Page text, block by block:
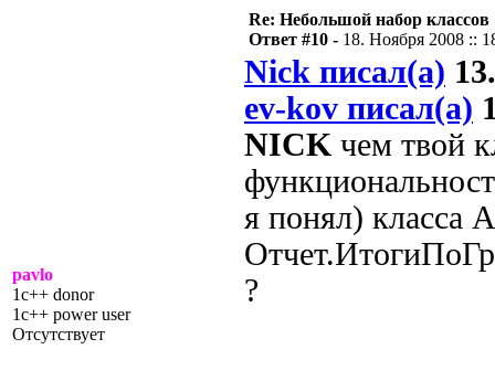
pavlo
1c++ donor
1c++ power user
Отсутствует
Re: Небольшой набор классов
Ответ #10 - 18. Ноября 2008 ::
Nick писал(а)
ev-kov писал(а)
NICK чем твой
я понял) класса
?